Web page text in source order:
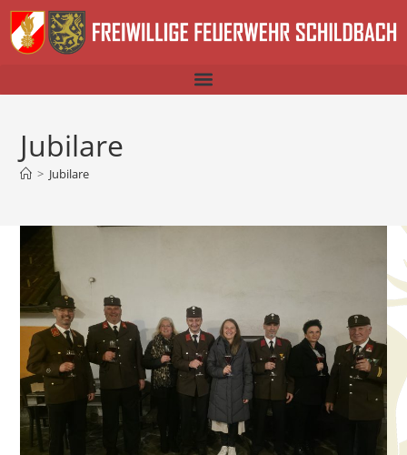
Jubilare
> Jubilare